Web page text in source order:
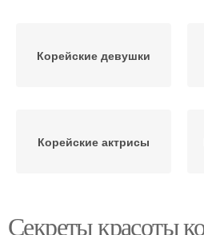
Корейские девушки
Корейские актрисы
Корейский макияж
Секреты красоты